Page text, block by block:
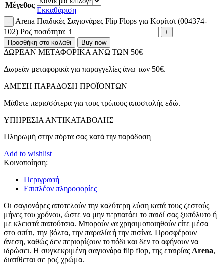
Μέγεθος
Εκκαθάριση
Arena Παιδικές Σαγιονάρες Flip Flops για Κορίτσι (004374-
102) Ροζ ποσότητα
Προσθήκη στο καλάθι Buy now
ΔΩΡΕΑΝ ΜΕΤΑΦΟΡΙΚΑ ΑΝΩ ΤΩΝ 50€
Δωρεάν μεταφορικά για παραγγελίες άνω των 50€.
ΑMEΣΗ ΠΑΡΑΔΟΣΗ ΠΡΟΪΟΝΤΩΝ
Μάθετε περισσότερα για τους τρόπους αποστολής εδώ.
ΥΠΗΡΕΣΙΑ ΑΝΤΙΚΑΤΑΒΟΛΗΣ
Πληρωμή στην πόρτα σας κατά την παράδοση
Add to wishlist
Κοινοποίηση:
Περιγραφή
Επιπλέον πληροφορίες
Οι σαγιονάρες αποτελούν την καλύτερη λύση κατά τους ζεστούς
μήνες του χρόνου, ώστε να μην περπατάει το παιδί σας ξυπόλυτο ή
με κλειστά παπούτσια. Μπορούν να χρησιμοποιηθούν είτε μέσα
στο σπίτι, την βόλτα, την παραλία ή την πισίνα. Προσφέρουν
άνεση, καθώς δεν περιορίζουν το πόδι και δεν το αφήνουν να
ιδρώσει. Η συγκεκριμένη σαγιονάρα flip flop, της εταιρίας Arena,
διατίθεται σε ροζ χρώμα.